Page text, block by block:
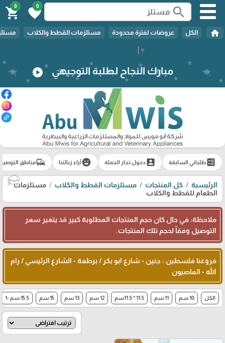
▼
search
0
favorite
0
shopping_cart
home الكل عروضات لفترة محدودة مستلزمات القطط والكلاب
مبارك النجاح لطلبة التوجيهي play_circle
🎓
ballotطلباتي السابقة account_boxدخول تجار الجملة emoji_emotionsآراء زبائننا commuteمناطق
الرئيسية كل المنتجات مستلزمات القطط والكلاب
مستلزمات
الطعام للقطط والكلاب
ملاحظة: في حال كان حجم المنتجات المطلوبة كبير قد يتغير سعر
التوصيل وفقاً لحجم تلك المنتجات.
فروعنا فلسطين : جنين - شارع ابو بكر / برطعة - الشارع الرئيسي / رام
الله - الماصيون
الكل 10 سم 11 سم 11.5 * 11.5سم 12 سم 13 سم 15 سم 15.5 سم -1